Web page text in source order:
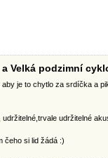
Velká podzimní
je to chytlo za srdíčka a
udržitelné
čeho si lid žádá :)